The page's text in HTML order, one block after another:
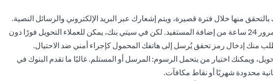
بالتحقق منها خلال فترة قصيرة، ويتم إشعارك عبر البريد الإلكتروني والرسائل النصية.
في أغلب البنوك، يمكن بدء التحويل بعد مرور 24 ساعة من إضافة المستفيد. لكن في سيتي بنك، يمكن للعملاء التحويل فورًا دون
منك إدخال رمز تحقق يُرسل إلى هاتفك المحمول كإجراء أمني ضد الاحتيال.
ويمكنك اختيار من يتحمل الرسوم: المرسل أو المستلم. غالبًا ما تقدم البنوك في
محدودة شهريًا أو نقاط مكافآت.